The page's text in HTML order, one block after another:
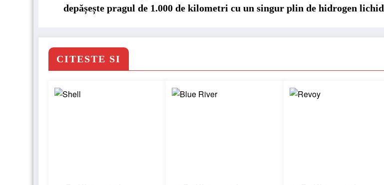
depășește pragul de 1.000 de kilometri cu un singur plin de hidrogen lichid
CITESTE SI